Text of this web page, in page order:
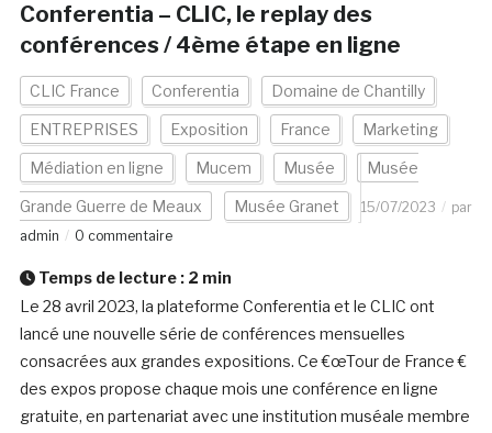
Conferentia – CLIC, le replay des
conférences / 4ème étape en ligne
CLIC France Conferentia Domaine de Chantilly
ENTREPRISES Exposition France Marketing
Médiation en ligne Mucem Musée Musée
Grande Guerre de Meaux Musée Granet 15/07/2023
par
admin
0 commentaire
Temps de lecture : 2 min
Le 28 avril 2023, la plateforme Conferentia et le CLIC ont
lancé une nouvelle série de conférences mensuelles
consacrées aux grandes expositions. Ce €œTour de France €
des expos propose chaque mois une conférence en ligne
gratuite, en partenariat avec une institution muséale membre